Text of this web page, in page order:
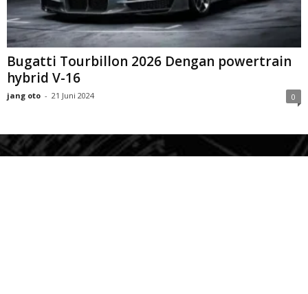
Bugatti Tourbillon 2026 Dengan powertrain
hybrid V-16
jang oto - 21 Juni 2024 0